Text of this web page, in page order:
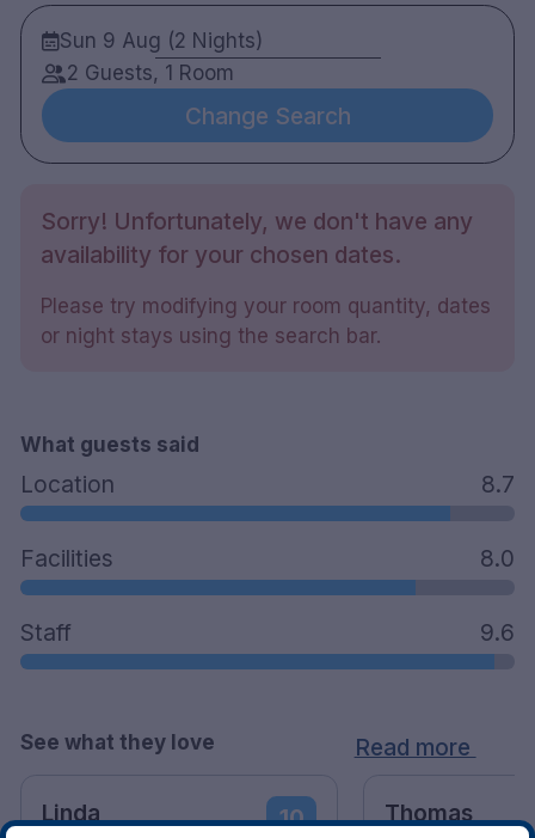
134 rom
Dobbeltrom
Bad med dusj
Skrivebord
Sauna
Spa behandlinger - kontakt resepsjon
Barneseng mot et gebyr på SEK 200 per natt
Ekstraseng mot et gebyr på SEK 200 per natt
tilgjengelig
Gratis parkering med forbehold om
tilgjengelighet
12-minutters spasertur til Enköping stasjon
38 minutters gange fra Enköping Golf Club
22-minutters kjøretur fra Bålsta stasjon
22 minutters kjøring fra Västerås Hässlö
Sun 9 Aug (2 Nights)
2 Guests, 1 Room
Change Search
Sorry! Unfortunately, we don't have any
availability for your chosen dates.
Please try modifying your room quantity, dates
or night stays using the search bar.
What guests said
Location 8.7
Facilities 8.0
Staff 9.6
See what they love Read more
Linda 10 Thomas